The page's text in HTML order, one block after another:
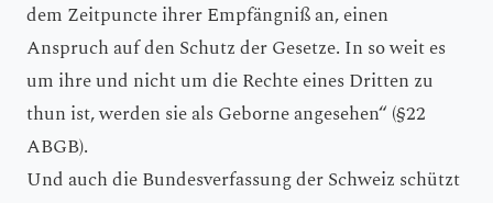
dem Zeitpuncte ihrer Empfängniß an, einen
Anspruch auf den Schutz der Gesetze. In so weit es
um ihre und nicht um die Rechte eines Dritten zu
thun ist, werden sie als Geborne angesehen“ (§22
ABGB).
Und auch die Bundesverfassung der Schweiz schützt